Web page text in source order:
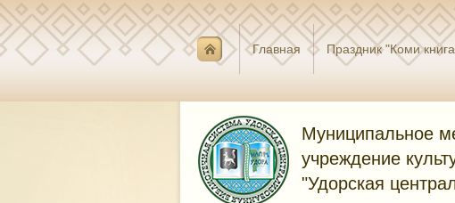
Главная Праздник "Коми
Муниципальное
учреждение
"Удорская